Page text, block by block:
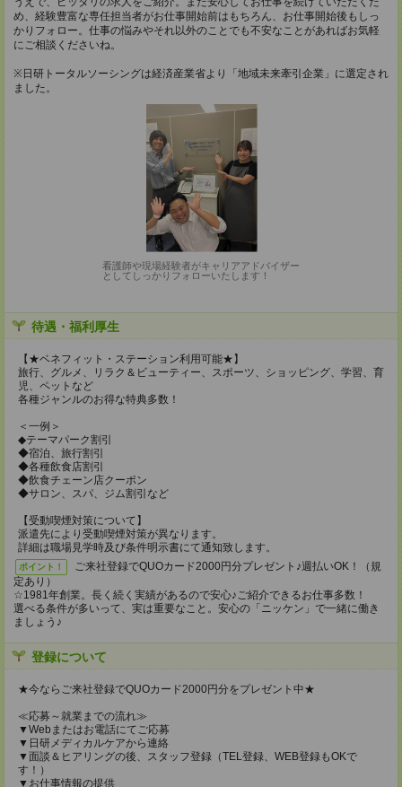
め、経験豊富な専任担当者がお仕事開始前はもちろん、お仕事開始後もしっ
かりフォロー。仕事の悩みやそれ以外のことでも不安なことがあればお気軽
にご相談くださいね。
※日研トータルソーシングは経済産業省より「地域未来牽引企業」に選定され
ました。
看護師や現場経験者がキャリアアドバイザー
としてしっかりフォローいたします！
待遇・福利厚生
【★ベネフィット・ステーション利用可能★】
旅行、グルメ、リラク＆ビューティー、スポーツ、ショッピング、学習、育
児、ペットなど
各種ジャンルのお得な特典多数！
＜一例＞
◆テーマパーク割引
◆宿泊、旅行割引
◆各種飲食店割引
◆飲食チェーン店クーポン
◆サロン、スパ、ジム割引など
【受動喫煙対策について】
派遣先により受動喫煙対策が異なります。
詳細は職場見学時及び条件明示書にて通知致します。
ポイント！
ご来社登録でQUOカード2000円分プレゼント♪週払いOK！（規
定あり）
☆1981年創業。長く続く実績があるので安心♪ご紹介できるお仕事多数！
選べる条件が多いって、実は重要なこと。安心の「ニッケン」で一緒に働き
ましょう♪
登録について
★今ならご来社登録でQUOカード2000円分をプレゼント中★
≪応募～就業までの流れ≫
▼Webまたはお電話にてご応募
▼日研メディカルケアから連絡
▼面談＆ヒアリングの後、スタッフ登録（TEL登録、WEB登録もOKで
す！）
▼お仕事情報の提供